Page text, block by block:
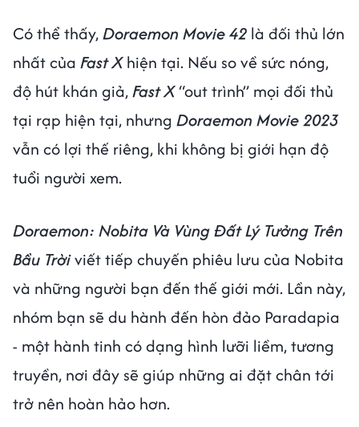
Có thể thấy,Doraemon Movie 42 là đối thủ lớn
nhất của Fast Xhiện tại. Nếu so về sức nóng,
độ hút khán giả,Fast X“out trình” mọi đối thủ
tại rạp hiện tại, nhưng Doraemon Movie 2023
vẫn có lợi thế riêng, khi không bị giới hạn độ
tuổi người xem.
Doraemon: Nobita Và Vùng Đất Lý Tưởng Trên
Bầu Trờiviết tiếp chuyến phiêu lưu của Nobita
và những người bạn đến thế giới mới. Lần này,
nhóm bạn sẽ du hành đến hòn đảo Paradapia
- một hành tinh có dạng hình lưỡi liềm, tương
truyền, nơi đây sẽ giúp những ai đặt chân tới
trở nên hoàn hảo hơn.